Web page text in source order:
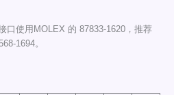
口使用MOLEX 的 87833-1620，推荐
1694。